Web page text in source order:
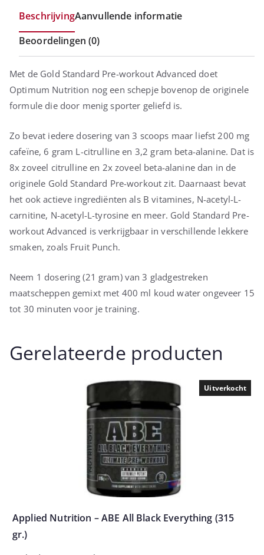
BeschrijvingAanvullende informatie
Beoordelingen (0)
Met de Gold Standard Pre-workout Advanced doet
Optimum Nutrition nog een schepje bovenop de originele
formule die door menig sporter geliefd is.
Zo bevat iedere dosering van 3 scoops maar liefst 200 mg
cafeïne, 6 gram L-citrulline en 3,2 gram beta-alanine. Dat is
8x zoveel citrulline en 2x zoveel beta-alanine dan in de
originele Gold Standard Pre-workout zit. Daarnaast bevat
het ook actieve ingrediënten als B vitamines, N-acetyl-L-
carnitine, N-acetyl-L-tyrosine en meer. Gold Standard Pre-
workout Advanced is verkrijgbaar in verschillende lekkere
smaken, zoals Fruit Punch.
Neem 1 dosering (21 gram) van 3 gladgestreken
maatscheppen gemixt met 400 ml koud water ongeveer 15
tot 30 minuten voor je training.
Gerelateerde producten
Uitverkocht
Applied Nutrition – ABE All Black Everything (315
gr.)